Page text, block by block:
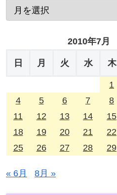
2010年7月
日 月 火 水 木
1
4
5 6 7 8
11
12 13 14 15
18
19 20 21 22
25
26 27 28 29
« 6月 8月 »